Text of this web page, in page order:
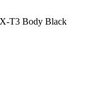
T3 Body Black